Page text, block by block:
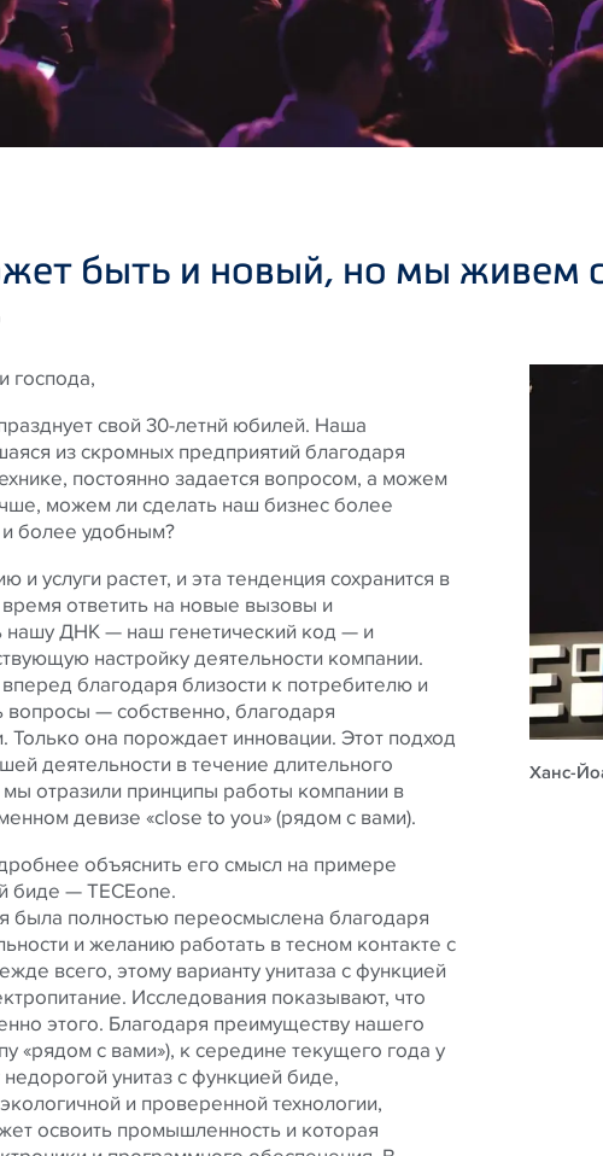
быть и новый, но мы живем
господа,
свой 30-летнй юбилей. Наша
из скромных предприятий благодаря
постоянно задается вопросом, а можем
можем ли сделать наш бизнес более
более удобным?
и услуги растет, и эта тенденция сохранится в
ответить на новые вызовы и
нашу ДНК — наш генетический код — и
настройку деятельности компании.
благодаря близости к потребителю и
вопросы — собственно, благодаря
Только она порождает инновации. Этот подход
деятельности в течение длительного
отразили принципы работы компании в
девизе «close to you» (рядом с вами).
объяснить его смысл на примере
биде — TECEone.
была полностью переосмыслена благодаря
и желанию работать в тесном контакте с
всего, этому варианту унитаза с функцией
Исследования показывают, что
этого. Благодаря преимуществу нашего
«рядом с вами»), к середине текущего года у
унитаз с функцией биде,
и проверенной технологии,
освоить промышленность и которая
Ханс-